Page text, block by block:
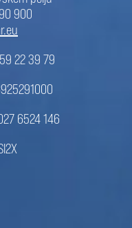
900
59 22 39 79
6524 146